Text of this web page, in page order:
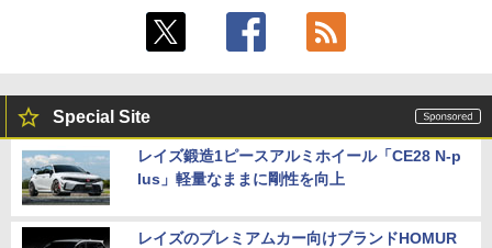
Special Site
レイズ鍛造1ピースアルミホイール「CE28 N-p
lus」軽量なままに剛性を向上
レイズのプレミアムカー向けブランドHOMUR